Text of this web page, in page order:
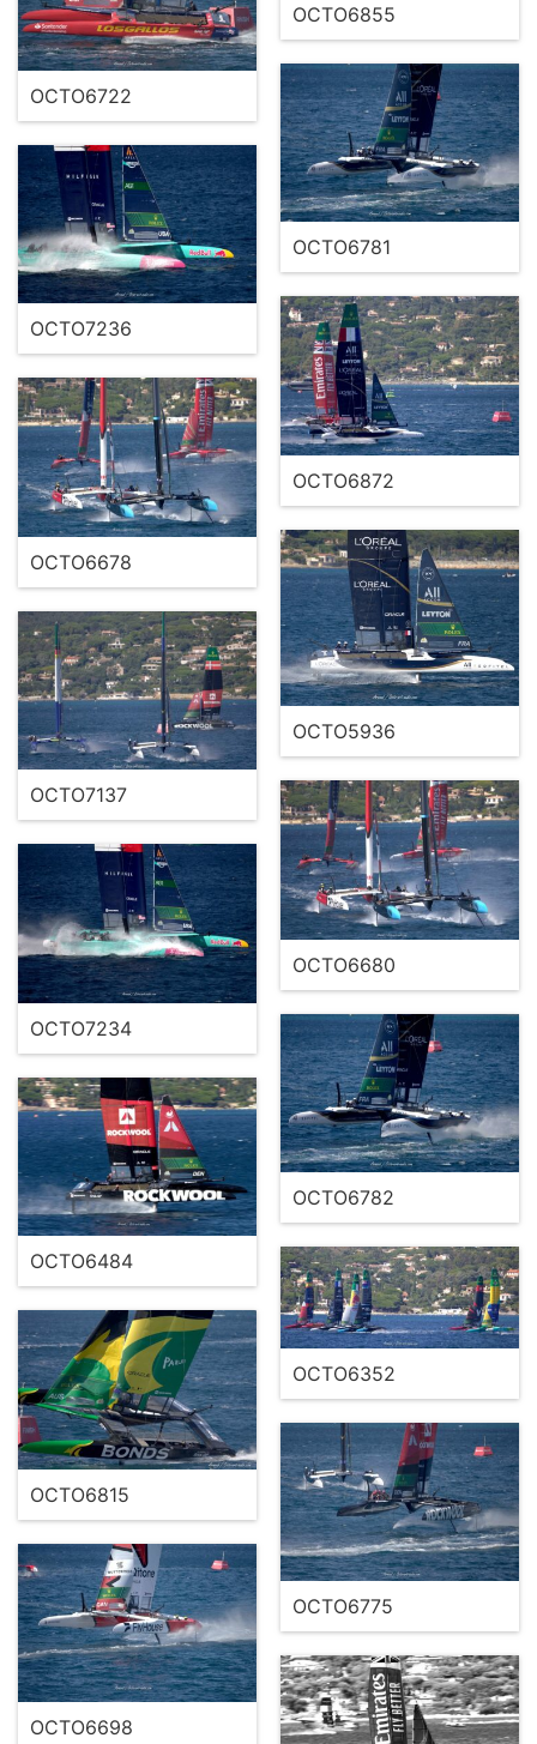
OCTO6855
OCTO6722
OCTO6781
OCTO7236
OCTO6872
OCTO6678
OCTO5936
OCTO7137
OCTO6680
OCTO7234
OCTO6782
OCTO6484
OCTO6352
OCTO6815
OCTO6775
OCTO6698